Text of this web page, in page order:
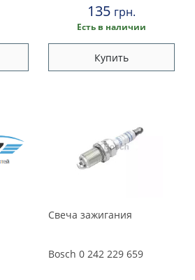
135 грн.
Есть в наличии
Купить
Свеча зажигания
Bosch 0 242 229 659